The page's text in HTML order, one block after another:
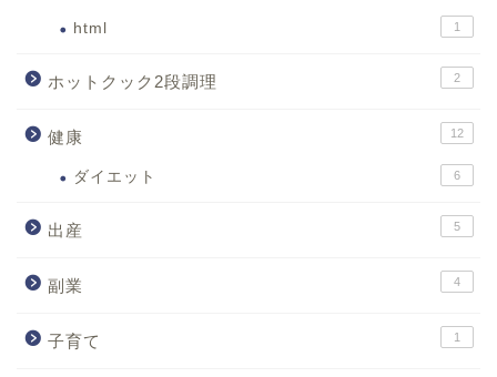
html 1
ホットクック2段調理 2
健康 12
ダイエット 6
出産 5
副業 4
子育て 1